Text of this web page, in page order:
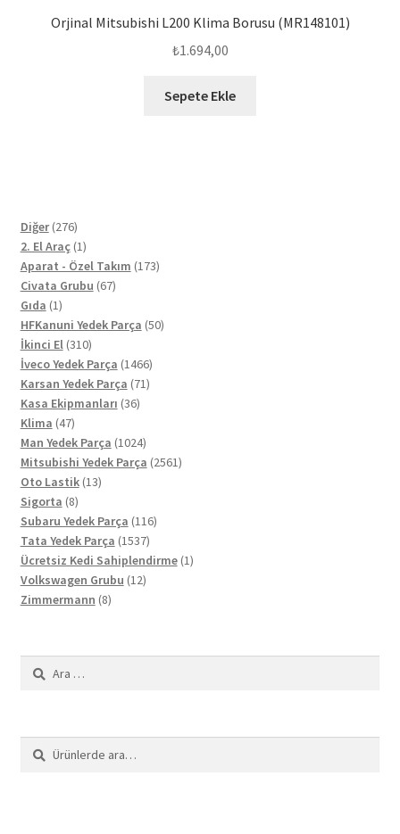
Orjinal Mitsubishi L200 Klima Borusu (MR148101)
₺1.694,00
Sepete Ekle
Diğer 276276
ürün
2. El Araç 11
ürün
Aparat - Özel Takım 173173
Civata Grubu 6767
Gıda 11
ürün
HFKanuni Yedek Parça 5050
İkinci El 310310
ürün
İveco Yedek Parça 14661466
ürün
Karsan Yedek Parça 7171
Kasa Ekipmanları 3636
Klima 4747
ürün
Man Yedek Parça 10241024
ürün
Mitsubishi Yedek Parça 25612561
Oto Lastik 1313
Sigorta 88
ürün
Subaru Yedek Parça 116116
Tata Yedek Parça 15371537
ürün
Ücretsiz Kedi Sahiplendirme 11
Volkswagen Grubu 1212
Zimmermann 88
Arama:
Ara:
Ara